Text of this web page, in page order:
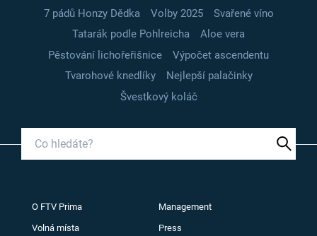
7 pádů Honzy Dědka
Volby 2025
Svařené víno
Tatarák podle Pohlreicha
Aloe vera
Pěstování lichořeřišnice
Výpočet ascendentu
Tvarohové knedlíky
Nejlepší palačinky
Švestkový koláč
O FTV Prima Management
Volná místa Press